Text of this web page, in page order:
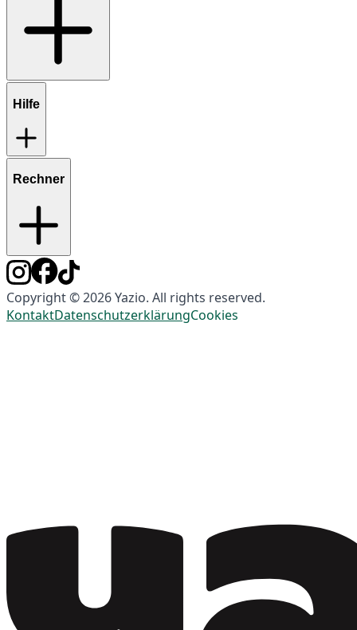
Hilfe
Rechner
Copyright © 2026 Yazio. All rights reserved.
KontaktDatenschutzerklärungCookies